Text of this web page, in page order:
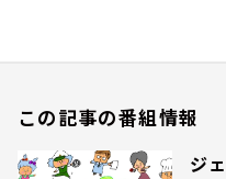
この記事の番組情報
ジ